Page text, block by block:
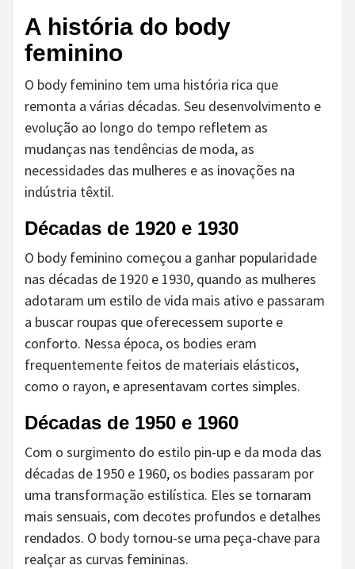
A história do body
feminino
O body feminino tem uma história rica que
remonta a várias décadas. Seu desenvolvimento e
evolução ao longo do tempo refletem as
mudanças nas tendências de moda, as
necessidades das mulheres e as inovações na
indústria têxtil.
Décadas de 1920 e 1930
O body feminino começou a ganhar popularidade
nas décadas de 1920 e 1930, quando as mulheres
adotaram um estilo de vida mais ativo e passaram
a buscar roupas que oferecessem suporte e
conforto. Nessa época, os bodies eram
frequentemente feitos de materiais elásticos,
como o rayon, e apresentavam cortes simples.
Décadas de 1950 e 1960
Com o surgimento do estilo pin-up e da moda das
décadas de 1950 e 1960, os bodies passaram por
uma transformação estilística. Eles se tornaram
mais sensuais, com decotes profundos e detalhes
rendados. O body tornou-se uma peça-chave para
realçar as curvas femininas.